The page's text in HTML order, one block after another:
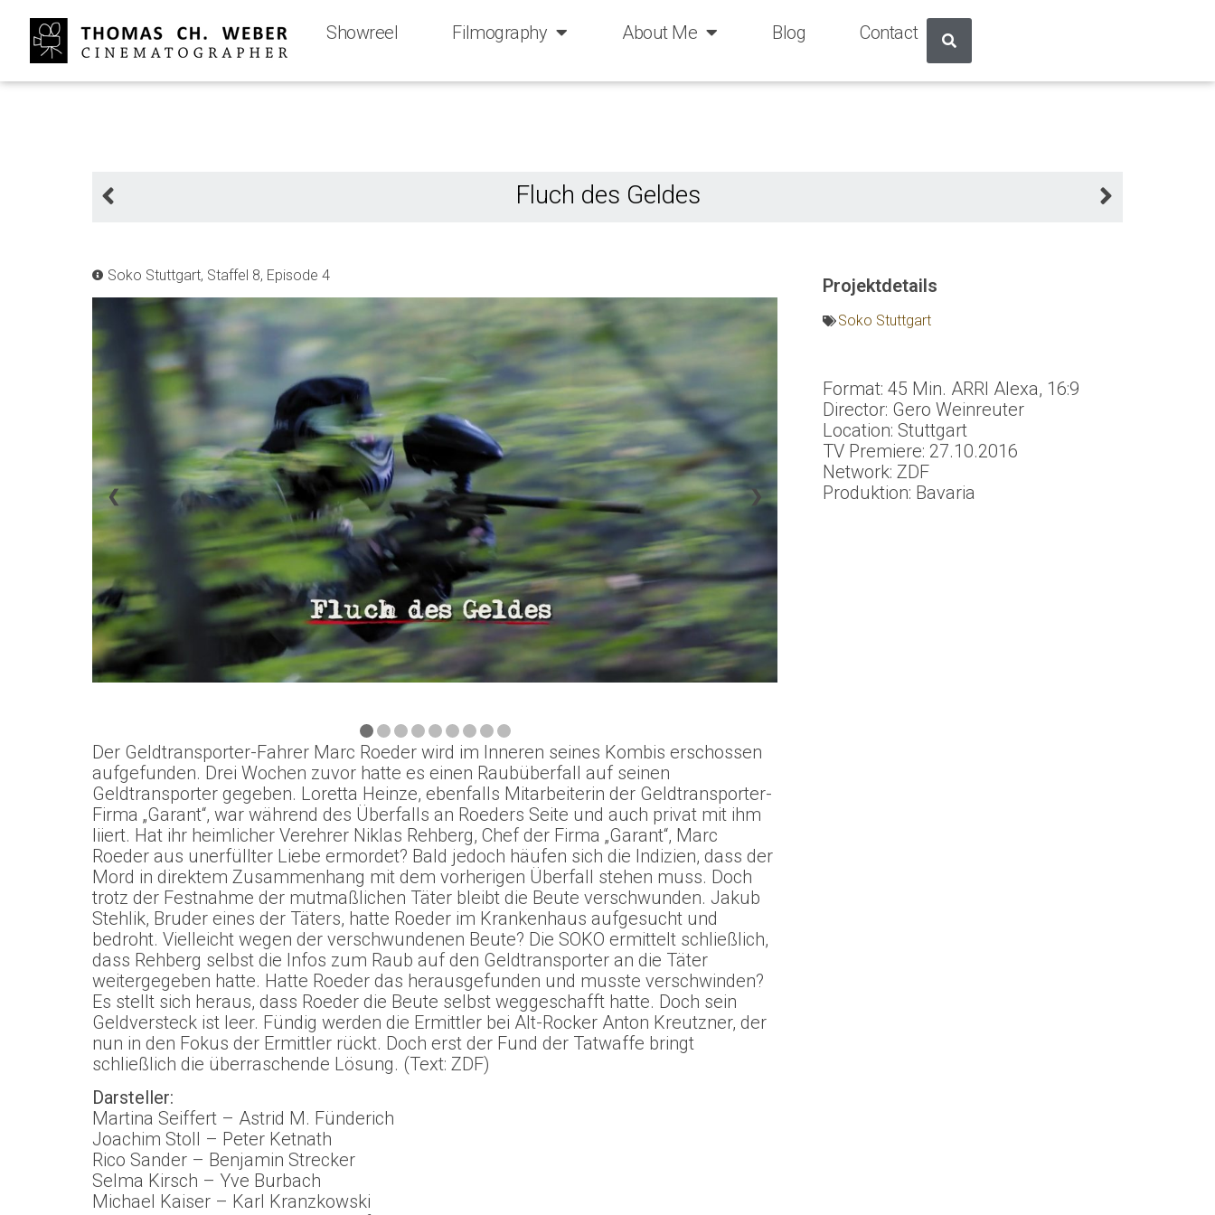
Showreel Filmography About Me Blog Contact
Fluch des Geldes
Soko Stuttgart, Staffel 8, Episode 4
❮ ❯
Der Geldtransporter-Fahrer Marc Roeder wird im Inneren seines Kombis erschossen
aufgefunden. Drei Wochen zuvor hatte es einen Raubüberfall auf seinen
Geldtransporter gegeben. Loretta Heinze, ebenfalls Mitarbeiterin der Geldtransporter-
Firma „Garant“, war während des Überfalls an Roeders Seite und auch privat mit ihm
liiert. Hat ihr heimlicher Verehrer Niklas Rehberg, Chef der Firma „Garant“, Marc
Roeder aus unerfüllter Liebe ermordet? Bald jedoch häufen sich die Indizien, dass der
Mord in direktem Zusammenhang mit dem vorherigen Überfall stehen muss. Doch
trotz der Festnahme der mutmaßlichen Täter bleibt die Beute verschwunden. Jakub
Stehlik, Bruder eines der Täters, hatte Roeder im Krankenhaus aufgesucht und
bedroht. Vielleicht wegen der verschwundenen Beute? Die SOKO ermittelt schließlich,
dass Rehberg selbst die Infos zum Raub auf den Geldtransporter an die Täter
weitergegeben hatte. Hatte Roeder das herausgefunden und musste verschwinden?
Es stellt sich heraus, dass Roeder die Beute selbst weggeschafft hatte. Doch sein
Geldversteck ist leer. Fündig werden die Ermittler bei Alt-Rocker Anton Kreutzner, der
nun in den Fokus der Ermittler rückt. Doch erst der Fund der Tatwaffe bringt
schließlich die überraschende Lösung. (Text: ZDF)
Darsteller:
Martina Seiffert – Astrid M. Fünderich
Joachim Stoll – Peter Ketnath
Rico Sander – Benjamin Strecker
Selma Kirsch – Yve Burbach
Projektdetails
Soko Stuttgart
Format: 45 Min. ARRI Alexa, 16:9
Director: Gero Weinreuter
Location: Stuttgart
TV Premiere: 27.10.2016
Network: ZDF
Produktion: Bavaria